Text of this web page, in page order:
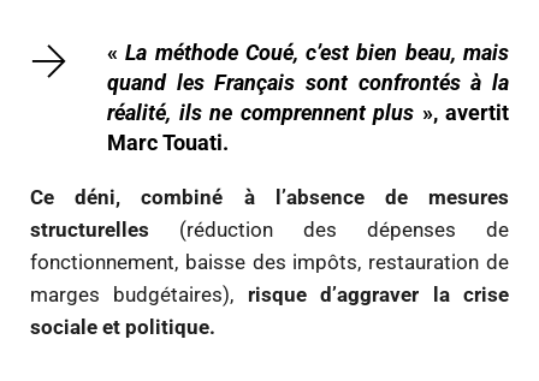
«La méthode Coué, c’est bien beau, mais
quand les Français sont confrontés à la
réalité, ils ne comprennent plus », avertit
Marc Touati.
Ce déni, combiné à l’absence de mesures
structurelles (réduction des dépenses de
fonctionnement, baisse des impôts, restauration de
marges budgétaires), risque d’aggraver la crise
sociale et politique.